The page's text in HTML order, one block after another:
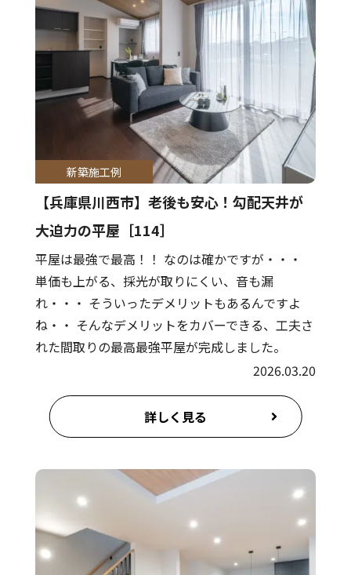
新築施工例
【兵庫県川西市】老後も安心！勾配天井が
大迫力の平屋［114］
平屋は最強で最高！！ なのは確かですが・・・
単価も上がる、採光が取りにくい、音も漏
れ・・・ そういったデメリットもあるんですよ
ね・・ そんなデメリットをカバーできる、工夫さ
れた間取りの最高最強平屋が完成しました。
2026.03.20
詳しく見る